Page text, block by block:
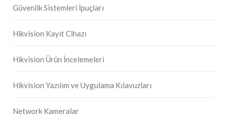
Güvenlik Sistemleri İpuçları
Hikvision Kayıt Cihazı
Hikvision Ürün İncelemeleri
Hikvision Yazılım ve Uygulama Kılavuzları
Network Kameralar